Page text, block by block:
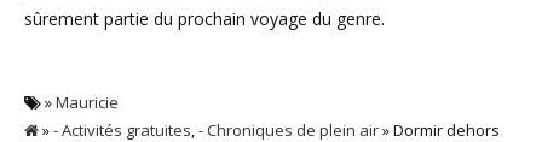
sûrement partie du prochain voyage du genre.
»Mauricie
»- Activités gratuites,- Chroniques de plein air» Dormir dehors